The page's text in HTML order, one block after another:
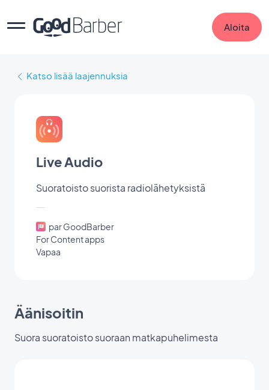
Aloita
Katso lisää laajennuksia
Live Audio
Suoratoisto suorista radiolähetyksistä
par GoodBarber
For Content apps
Vapaa
Äänisoitin
Suora suoratoisto suoraan matkapuhelimesta